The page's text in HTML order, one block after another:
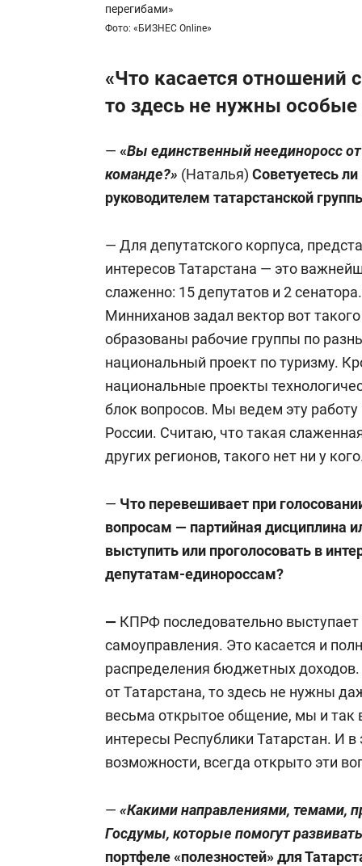
перегибами»
Фото: «БИЗНЕС Online»
«Что касается отношений
то здесь не нужны особые
— «Вы единственный неединоросс от
команде?» (Наталья) Советуетесь
руководителем татарстанской
— Для депутатского корпуса,
интересов Татарстана — это
слаженно: 15 депутатов и 2
Минниханов задал вектор вот
образованы рабочие группы по
национальный проект по туризму.
национальные проекты
блок вопросов. Мы ведем эту
России. Считаю, что такая
других регионов, такого нет ни у
— Что перевешивает при
вопросам — партийная дисциплина
выступить или проголосовать в
депутатам-единороссам?
— КПРФ последовательно
самоуправления. Это касается и
распределения бюджетных
от Татарстана, то здесь не нужны
весьма открытое общение, мы и
интересы Республики Татарстан. И
возможности, всегда открыто эти
— «Какими направлениями, темами,
Госдумы, которые помогут
портфеле «полезностей» для